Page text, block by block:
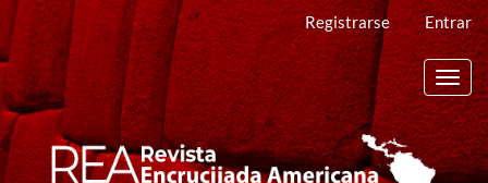
Navegación
principal
Contenido
principal
Barra
lateral
Registrarse Entrar